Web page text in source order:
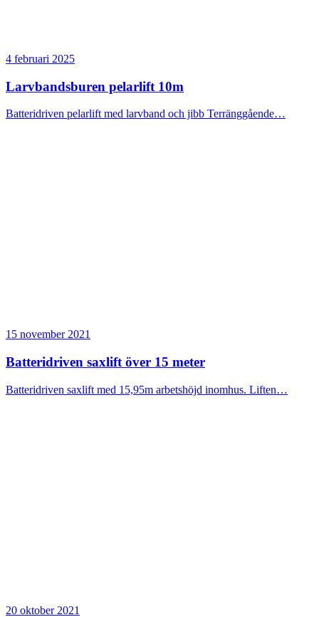
4 februari 2025
Larvbandsburen pelarlift 10m
Batteridriven pelarlift med larvband och jibb Terränggående…
15 november 2021
Batteridriven saxlift över 15 meter
Batteridriven saxlift med 15,95m arbetshöjd inomhus. Liften…
20 oktober 2021